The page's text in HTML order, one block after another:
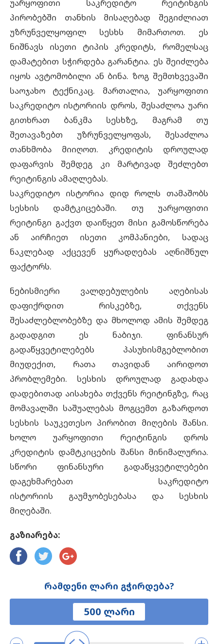
უარყოფითი საკრედიტო რეიტინგის
პირობებში თანხის მისაღებად შეგიძლიათ
უზრუნველყოფილ სესხს მიმართოთ. ეს
ნიშნავს ისეთი ტიპის კრედიტს, რომელსაც
დამატებით სჭირდება გარანტია. ეს შეიძლება
იყოს ავტომობილი ან ბინა. ზოგ შემთხვევაში
საოჯახო ტექნიკაც. მართალია, უარყოფითი
საკრედიტო ისტორიის დროს, შესაძლოა უარი
გითხრათ ბანკმა სესხზე, მაგრამ თუ
შეთავაზებთ უზრუნველყოფას, შესაძლოა
თანხმობა მიიღოთ. კრედიტის დროულად
დაფარვის შემდეგ კი მარტივად შეძლებთ
რეიტინგის ამაღლებას.
საკრედიტო ისტორიადიდ როლს თამაშობს
სესხის დამტკიცებაში. თუ უარყოფითი
რეიტინგი გაქვთ დაიწყეთ მისი გამოსწორება
ან აირჩიეთ ისეთი კომპანიები, სადაც
ნაკლებად აქცევენ ყურადღებას აღნიშნულ
ფაქტორს.
ნებისმიერი ვალდებულების აღებისას
დაფიქრდით რისკებზე, თქვენს
შესაძლებლობებზე და მხოლოდ ამის შემდეგ
გადადგით ეს ნაბიჯი. ფინანსურ
გადაწყვეტილებებს პასუხისმგებლობით
მიუდექით, რათა თავიდან აირიდოთ
პრობლემები. სესხის დროულად გადახდა
დადებითად აისახება თქვენს რეიტინგზე, რაც
მომავალში საშუალებას მოგცემთ გაზარდოთ
სესხის საუკეთესო პირობით მიღების შანსი.
ხოლო უარყოფითი რეიტინგის დროს
კრედიტის დამტკიცების შანსი მინიმალურია.
სწორი ფინანსური გადაწყვეტილებები
დაგეხმარებათ საკრედიტო
ისტორიის გაუმჯობესებასა და სესხის
მიღებაში.
გაზიარება:
რამდენი ლარი გჭირდება?